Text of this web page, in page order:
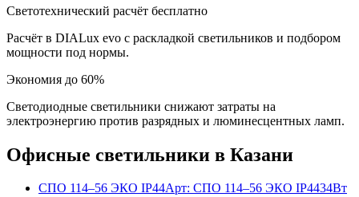
Светотехнический расчёт бесплатно
Расчёт в DIALux evo с раскладкой светильников и подбором
мощности под нормы.
Экономия до 60%
Светодиодные светильники снижают затраты на
электроэнергию против разрядных и люминесцентных ламп.
Офисные светильники в Казани
СПО 114–56 ЭКО IP44Арт: СПО 114–56 ЭКО IP4434Вт